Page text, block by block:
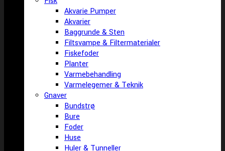
Akvarie Pumper
Akvarier
Baggrunde & Sten
Filtsvampe & Filtermaterialer
Fiskefoder
Planter
Varmebehandling
Varmelegemer & Teknik
Gnaver
Bundstrø
Bure
Foder
Huse
Huler & Tunneller